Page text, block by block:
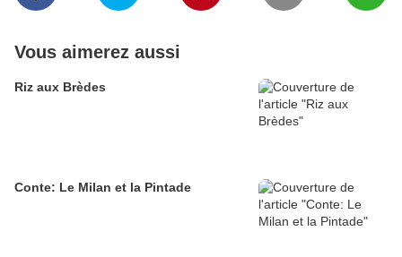
Vous aimerez aussi
Riz aux Brèdes
Conte: Le Milan et la Pintade